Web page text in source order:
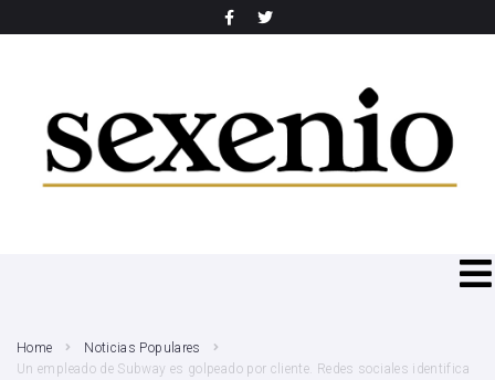
Home
Noticias Populares
Un empleado de Subway es golpeado por cliente. Redes sociales identifica
SEARCH THIS WEBSITE